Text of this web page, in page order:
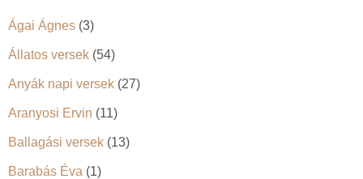
Ágai Ágnes (3)
Állatos versek (54)
Anyák napi versek (27)
Aranyosi Ervin (11)
Ballagási versek (13)
Barabás Éva (1)